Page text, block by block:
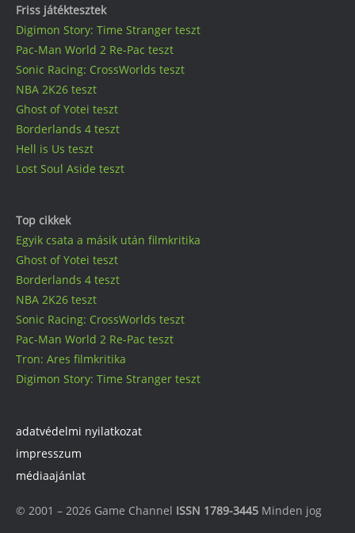
Friss játéktesztek
Digimon Story: Time Stranger teszt
Pac-Man World 2 Re-Pac teszt
Sonic Racing: CrossWorlds teszt
NBA 2K26 teszt
Ghost of Yotei teszt
Borderlands 4 teszt
Hell is Us teszt
Lost Soul Aside teszt
Top cikkek
Egyik csata a másik után filmkritika
Ghost of Yotei teszt
Borderlands 4 teszt
NBA 2K26 teszt
Sonic Racing: CrossWorlds teszt
Pac-Man World 2 Re-Pac teszt
Tron: Ares filmkritika
Digimon Story: Time Stranger teszt
adatvédelmi nyilatkozat
impresszum
médiaajánlat
© 2001 – 2026 Game Channel ISSN 1789-3445 Minden jog